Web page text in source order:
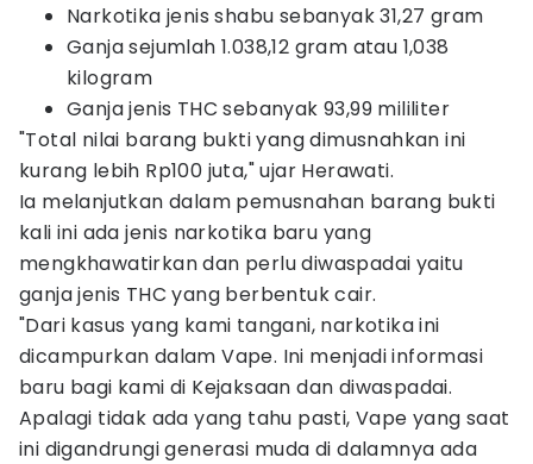
Narkotika jenis shabu sebanyak 31,27 gram
Ganja sejumlah 1.038,12 gram atau 1,038
kilogram
Ganja jenis THC sebanyak 93,99 mililiter
"Total nilai barang bukti yang dimusnahkan ini
kurang lebih Rp100 juta," ujar Herawati.
Ia melanjutkan dalam pemusnahan barang bukti
kali ini ada jenis narkotika baru yang
mengkhawatirkan dan perlu diwaspadai yaitu
ganja jenis THC yang berbentuk cair.
"Dari kasus yang kami tangani, narkotika ini
dicampurkan dalam Vape. Ini menjadi informasi
baru bagi kami di Kejaksaan dan diwaspadai.
Apalagi tidak ada yang tahu pasti, Vape yang saat
ini digandrungi generasi muda di dalamnya ada